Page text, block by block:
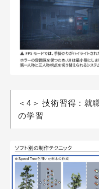
＜4＞ 技術習得：就
の学習